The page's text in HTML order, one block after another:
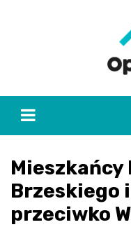
Mieszkańcy
Brzeskiego i
przeciwko